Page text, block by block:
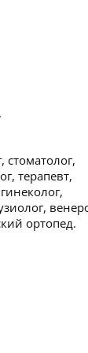
стоматолог,
терапевт,
ортопед.